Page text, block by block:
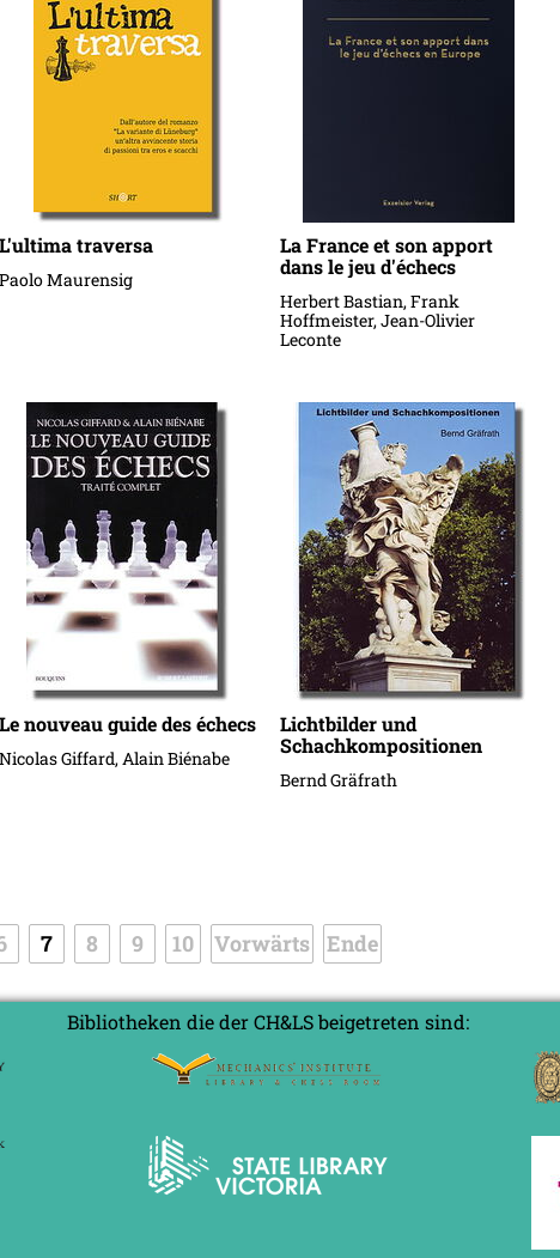
L'ultima traversa
Paolo Maurensig
La France et son apport
dans le jeu d'échecs
Herbert Bastian, Frank
Hoffmeister, Jean-Olivier
Leconte
Le nouveau guide des échecs
Nicolas Giffard, Alain Biénabe
Lichtbilder und
Schachkompositionen
Bernd Gräfrath
7 8 9 10 Vorwärts Ende
Bibliotheken die der CH&LS beigetreten sind: